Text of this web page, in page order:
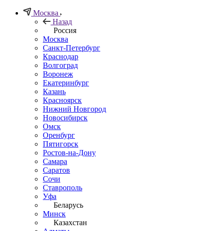
Москва
Назад
Россия
Москва
Санкт-Петербург
Краснодар
Волгоград
Воронеж
Екатеринбург
Казань
Красноярск
Нижний Новгород
Новосибирск
Омск
Оренбург
Пятигорск
Ростов-на-Дону
Самара
Саратов
Сочи
Ставрополь
Уфа
Беларусь
Минск
Казахстан